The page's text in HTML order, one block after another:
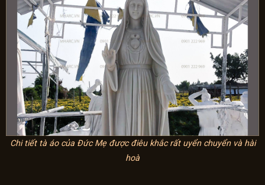
Chi tiết tà áo của ĐứcMẹ được điêu khắc rất uyển chuyển và hài
hoà